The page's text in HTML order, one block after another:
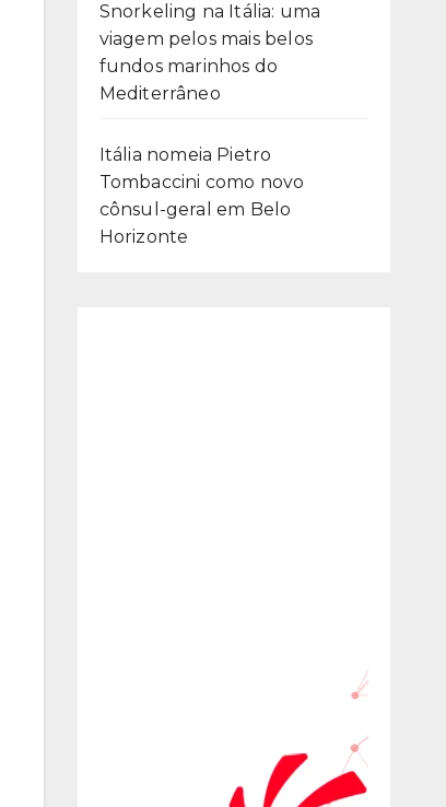
Snorkeling na Itália: uma
viagem pelos mais belos
fundos marinhos do
Mediterrâneo
Itália nomeia Pietro
Tombaccini como novo
cônsul-geral em Belo
Horizonte